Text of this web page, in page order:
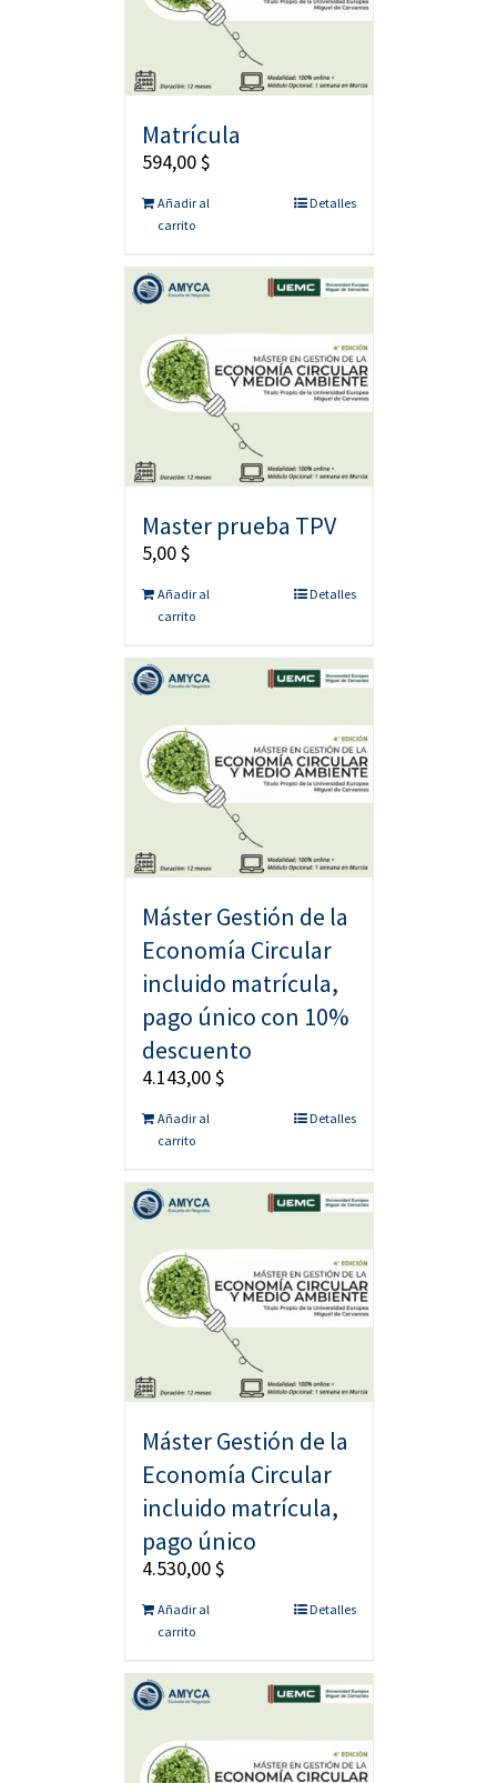
Matrícula
594,00$
Añadir al
carrito
Detalles
Master prueba TPV
5,00$
Añadir al
carrito
Detalles
Máster Gestión de la
Economía Circular
incluido matrícula,
pago único con 10%
descuento
4.143,00$
Añadir al
carrito
Detalles
Máster Gestión de la
Economía Circular
incluido matrícula,
pago único
4.530,00$
Añadir al
carrito
Detalles